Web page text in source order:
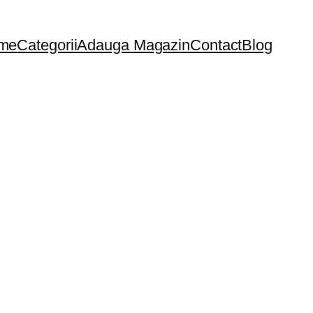
CategoriiAdauga MagazinContactBlog